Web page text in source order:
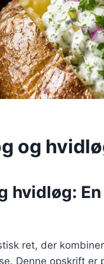
og
hvidløg:
ret, der
Denne opskrift er